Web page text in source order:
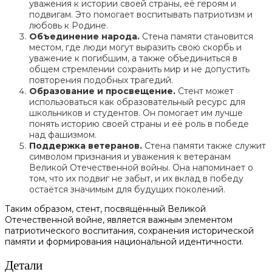
уважения к истории своей страны, её героям и
подвигам. Это помогает воспитывать патриотизм и
любовь к Родине.
Объединение народа. Стена памяти становится
местом, где люди могут выразить свою скорбь и
уважение к погибшим, а также объединиться в
общем стремлении сохранить мир и не допустить
повторения подобных трагедий.
Образование и просвещение. Стент может
использоваться как образовательный ресурс для
школьников и студентов. Он помогает им лучше
понять историю своей страны и её роль в победе
над фашизмом.
Поддержка ветеранов. Стена памяти также служит
символом признания и уважения к ветеранам
Великой Отечественной войны. Она напоминает о
том, что их подвиг не забыт, и их вклад в победу
остаётся значимым для будущих поколений.
Таким образом, стент, посвящённый Великой
Отечественной войне, является важным элементом
патриотического воспитания, сохранения исторической
памяти и формирования национальной идентичности.
Детали